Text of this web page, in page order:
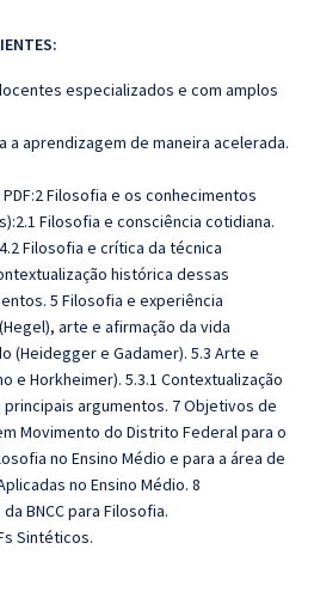
especializados e com amplos
a aprendizagem de maneira acelerada.
Filosofia e os conhecimentos
Filosofia e consciência cotidiana.
Filosofia e crítica da técnica
histórica dessas
5 Filosofia e experiência
arte e afirmação da vida
(Heidegger e Gadamer). 5.3 Arte e
e Horkheimer). 5.3.1 Contextualização
argumentos. 7 Objetivos de
Movimento do Distrito Federal para o
no Ensino Médio e para a área de
no Ensino Médio. 8
BNCC para Filosofia.
Sintéticos.